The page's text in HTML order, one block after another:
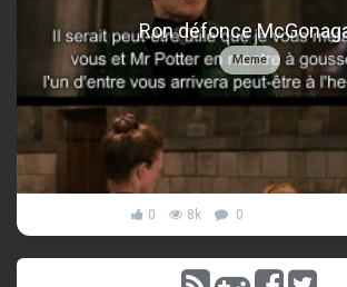
Ron défonce
Meme
0 8k 0